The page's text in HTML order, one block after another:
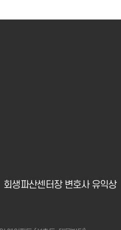
회생파산센터장 변호사 유익상